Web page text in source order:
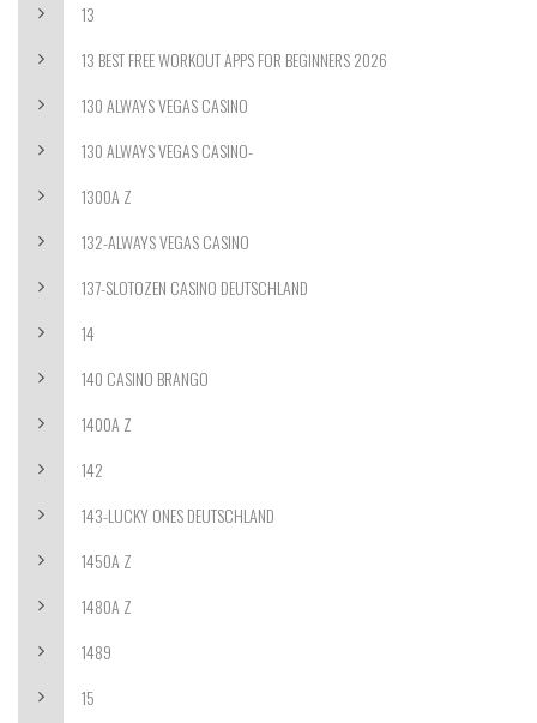
13
13 BEST FREE WORKOUT APPS FOR BEGINNERS 2026
130 ALWAYS VEGAS CASINO
130 ALWAYS VEGAS CASINO-
1300A Z
132-ALWAYS VEGAS CASINO
137-SLOTOZEN CASINO DEUTSCHLAND
14
140 CASINO BRANGO
1400A Z
142
143-LUCKY ONES DEUTSCHLAND
1450A Z
1480A Z
1489
15